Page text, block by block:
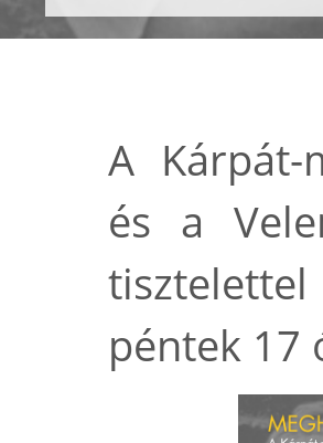
A Kárpát-
és a
péntek 17